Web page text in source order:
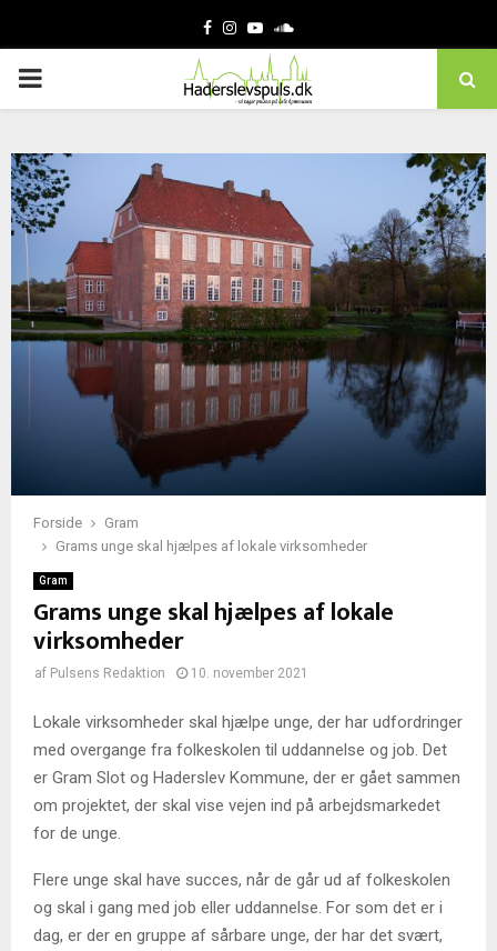
Facebook
Instagram
YoutubeSoundcloud
PRIMARY
Forside
Gram
Grams unge skal hjælpes af lokale virksomheder
Gram
Grams unge skal hjælpes af lokale
virksomheder
af Pulsens Redaktion 10. november 2021
Lokale virksomheder skal hjælpe unge, der har udfordringer
med overgange fra folkeskolen til uddannelse og job. Det
er Gram Slot og Haderslev Kommune, der er gået sammen
om projektet, der skal vise vejen ind på arbejdsmarkedet
for de unge.
Flere unge skal have succes, når de går ud af folkeskolen
og skal i gang med job eller uddannelse. For som det er i
dag, er der en gruppe af sårbare unge, der har det svært,